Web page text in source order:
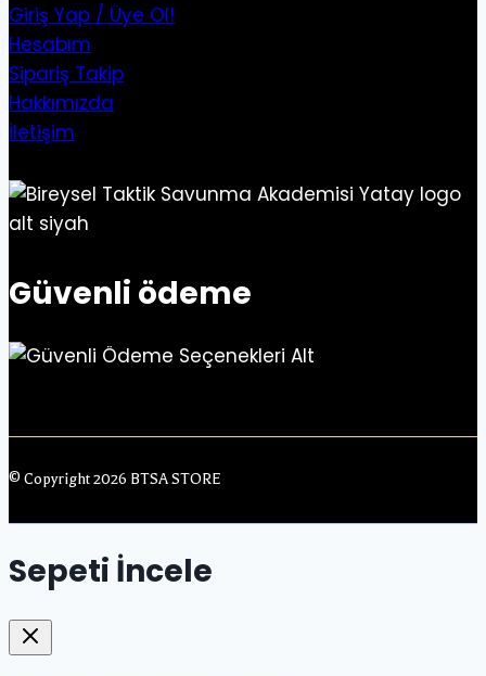
Giriş Yap / Üye Ol!
Hesabım
Sipariş Takip
Hakkımızda
İletişim
Güvenli ödeme
© Copyright 2026 BTSA STORE
Sepeti İncele